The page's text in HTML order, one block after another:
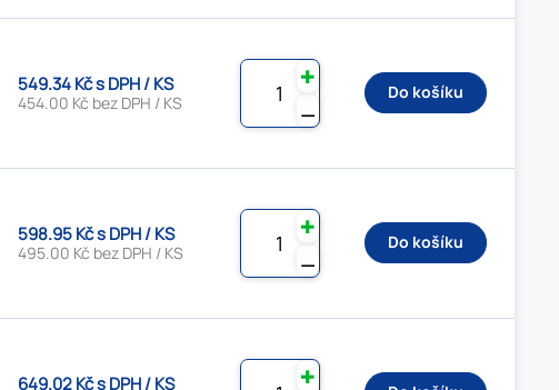
549.34 Kč s DPH / KS
454.00 Kč bez DPH / KS ⚊
✚
Do košíku
598.95 Kč s DPH / KS
495.00 Kč bez DPH / KS ⚊
✚
Do košíku
649.02 Kč s DPH / KS ✚